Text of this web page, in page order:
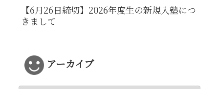
【6月26日締切】2026年度生の新規入塾につ
きまして
アーカイブ